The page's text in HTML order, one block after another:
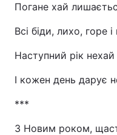
Погане хай
Всі біди, лихо, горе
Наступний рік
І кожен день дарує
***
З Новим роком,